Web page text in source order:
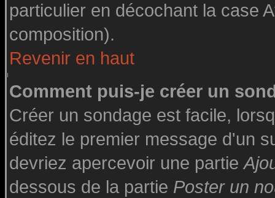
particulier en décochant la case
composition).
Revenir en haut
Comment puis-je créer un
Créer un sondage est facile,
éditez le premier message d'un
devriez apercevoir une partie
dessous de la partie Poster un